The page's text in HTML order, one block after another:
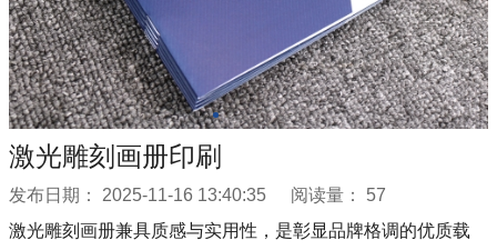
激光雕刻画册印刷
发布日期： 2025-11-16 13:40:35 阅读量：
57
激光雕刻画册兼具质感与实用性，是彰显品牌格调的优质载